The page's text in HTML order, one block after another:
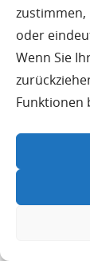
zustimmen,
oder
Wenn Sie
Funktionen
E-Mail: